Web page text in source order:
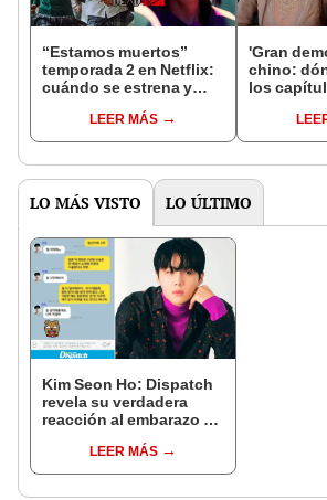
“Estamos muertos”
temporada 2 en Netflix:
cuándo se estrena y
temporadaLEER MÁS
'Gran
chino:
los
LO MÁS VISTO LO ÚLTIMO
Kim Seon Ho: Dispatch
revela su verdadera
reacción al embarazo de
LEER MÁS